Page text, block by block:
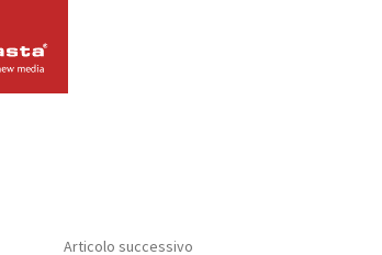
Articolo successivo